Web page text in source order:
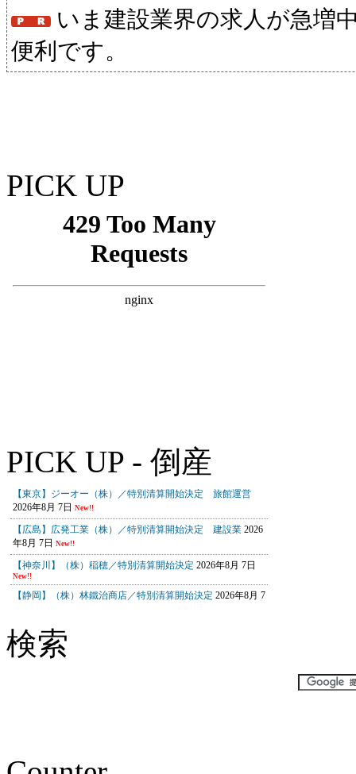
いま建設業界の求人が急増
便利です。
PICK UP
PICK UP - 倒産
検索